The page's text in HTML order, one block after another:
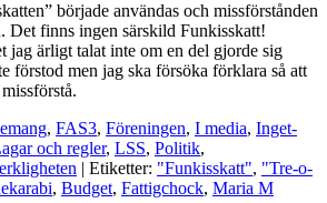
började användas och missförstånden
Det finns ingen särskild Funkisskatt!
jag ärligt talat inte om en del gjorde sig
förstod men jag ska försöka förklara så att
, FAS3, Föreningen, I media, Inget-
och regler, LSS, Politik,
| Etiketter: "Funkisskatt", "Tre-o-
, Budget, Fattigchock, Maria M